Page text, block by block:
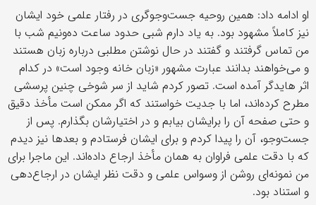
او ادامه داد: همین روحیه جست‌وجوگری در رفتار علمی خود ایشان
نیز کاملاً مشهود بود. به یاد دارم شبی حدود ساعت ده‌ونیم شب با
من تماس گرفتند و گفتند در حال نوشتن مطلبی درباره زبان هستند
و می‌خواهند بدانند عبارت مشهور «زبان خانه وجود است» در کدام
اثر هایدگر آمده است. تصور کردم شاید از سر شوخی چنین پرسشی
مطرح کرده‌اند، اما با جدیت خواستند که اگر ممکن است مأخذ دقیق
و حتی صفحه آن را برایشان بیابم و در اختیارشان بگذارم. پس از
جست‌وجو، آن را پیدا کردم و برای ایشان فرستادم و بعدها نیز دیدم
که با دقت علمی فراوان به همان مأخذ ارجاع داده‌اند. این ماجرا برای
من نمونه‌ای روشن از وسواس علمی و دقت نظر ایشان در ارجاع‌دهی
و استناد بود.